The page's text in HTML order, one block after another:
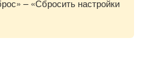
– «Сбросить настройки